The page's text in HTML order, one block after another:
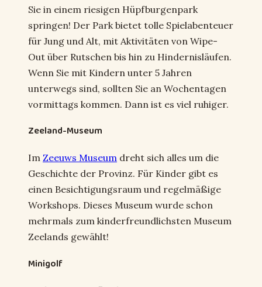
Sie in einem riesigen Hüpfburgenpark
springen! Der Park bietet tolle Spielabenteuer
für Jung und Alt, mit Aktivitäten von Wipe-
Out über Rutschen bis hin zu Hindernisläufen.
Wenn Sie mit Kindern unter 5 Jahren
unterwegs sind, sollten Sie an Wochentagen
vormittags kommen. Dann ist es viel ruhiger.
Zeeland-Museum
Im Zeeuws Museum dreht sich alles um die
Geschichte der Provinz. Für Kinder gibt es
einen Besichtigungsraum und regelmäßige
Workshops. Dieses Museum wurde schon
mehrmals zum kinderfreundlichsten Museum
Zeelands gewählt!
Minigolf